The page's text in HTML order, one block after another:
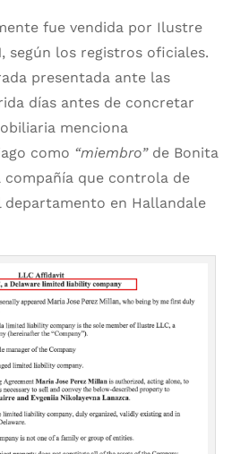
fue vendida por Ilustre
según los registros oficiales.
presentada ante las
días antes de concretar
menciona
como “miembro”de Bonita
compañía que controla de
departamento en Hallandale